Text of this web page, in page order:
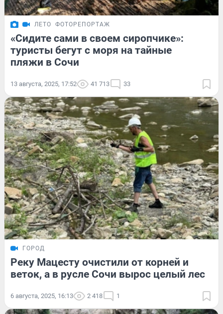
ЛЕТО ФОТОРЕПОРТАЖ
«Сидите сами в своем сиропчике»:
туристы бегут с моря на тайные
пляжи в Сочи
13 августа, 2025, 17:52 41 713 33
ГОРОД
Реку Мацесту очистили от корней и
веток, а в русле Сочи вырос целый лес
6 августа, 2025, 16:13 2 418 1